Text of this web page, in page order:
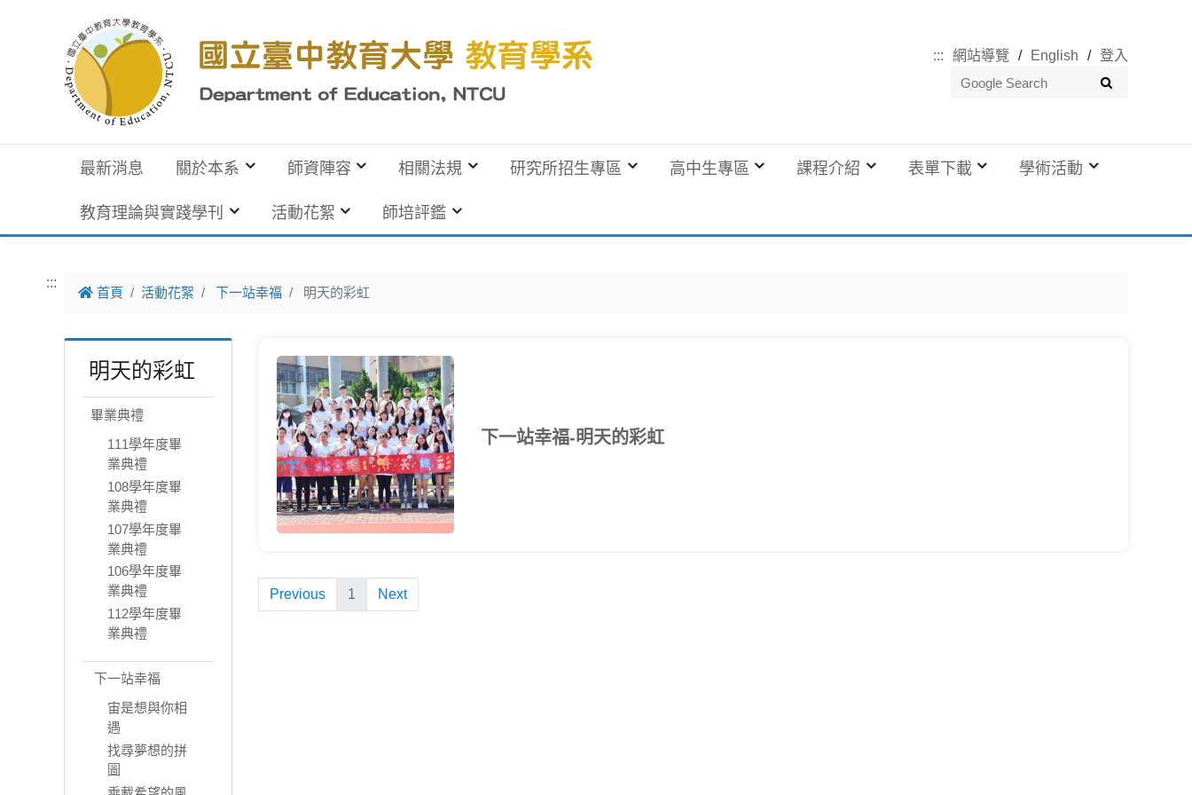
::: 網站導覽 English 登入
最新消息 關於本系 師資陣容 相關法規 研究所招生專區 高中生專區 課程介紹 表單下載 學術活動
教育理論與實踐學刊 活動花絮 師培評鑑
:::
首頁 活動花絮 下一站幸福 明天的彩虹
明天的彩虹
畢業典禮
111學年度畢
業典禮
108學年度畢
業典禮
107學年度畢
業典禮
106學年度畢
業典禮
112學年度畢
業典禮
下一站幸福
宙是想與你相
遇
找尋夢想的拼
圖
下一站幸福-明天的彩虹
Previous 1 Next